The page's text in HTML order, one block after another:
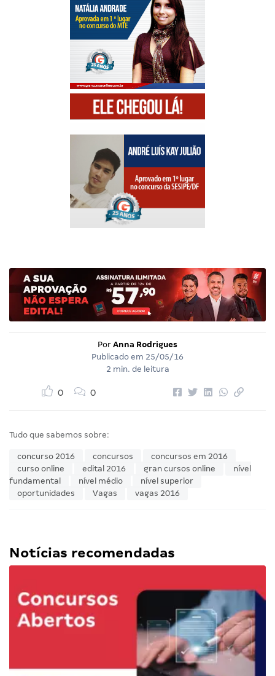
Por Anna Rodrigues
Publicado em 25/05/16
2 min. de leitura
0 0
Tudo que sabemos sobre:
concurso 2016 concursos
concursos em 2016
curso online
edital 2016 gran cursos online
nível
fundamental
nível médio
nível superior
oportunidades
Vagas vagas 2016
Notícias recomendadas